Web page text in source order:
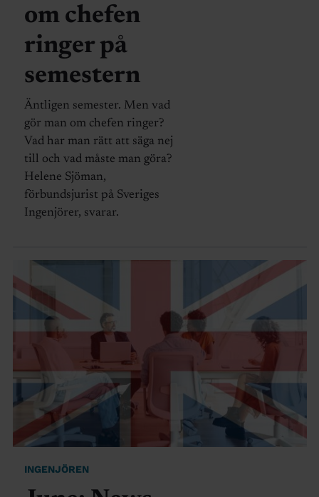
om chefen
ringer på
semestern
Äntligen semester. Men vad
gör man om chefen ringer?
Vad har man rätt att säga nej
till och vad måste man göra?
Helene Sjöman,
förbundsjurist på Sveriges
Ingenjörer, svarar.
INGENJÖREN